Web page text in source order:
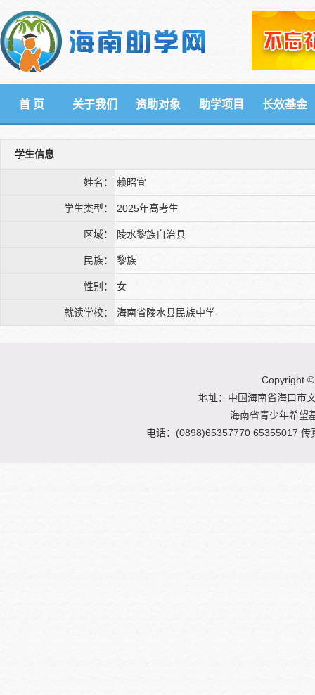
首 页 关于我们 资助对象 助学项目 长效基金
学生信息
姓名： 赖昭宜
学生类型： 2025年高考生
区域： 陵水黎族自治县
民族： 黎族
性别： 女
就读学校： 海南省陵水县民族中学
Copyright ©
地址：中国海南省海口市
海南省青少年希望
电话：(0898)65357770 65355017